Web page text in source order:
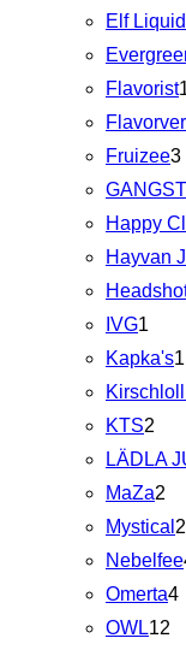
Elf Liquid
Flavorist
Fruizee3
Happy
Hayvan
IVG1
Kapka's1
KTS2
LÄDLA
MaZa2
Mystical 2
Nebelfee
Omerta4
OWL12